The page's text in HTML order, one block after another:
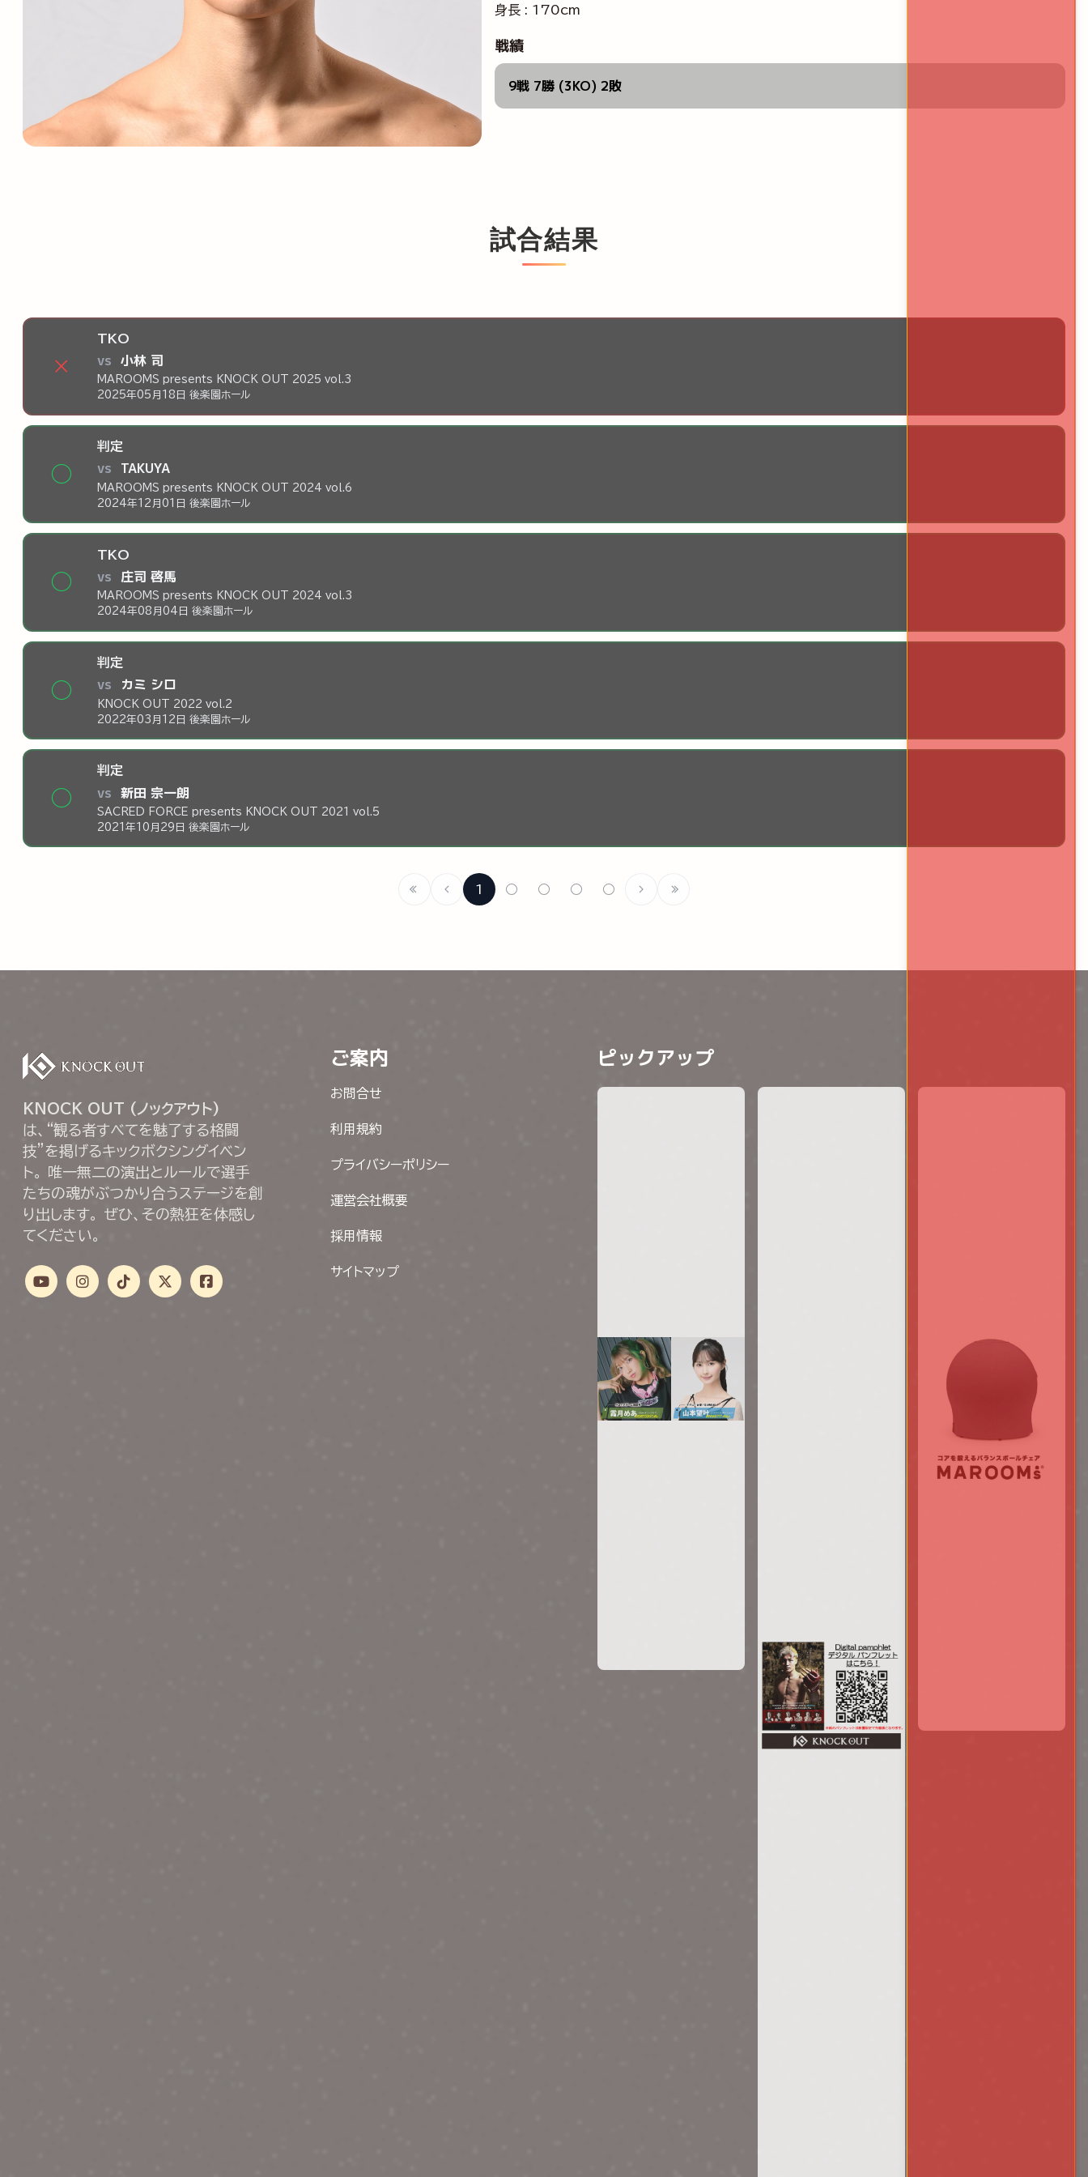
身長 : 170cm
戦績
9戦 7勝 (3KO) 2敗
試合結果
×
TKO
vs 小林 司
MAROOMS presents KNOCK OUT 2025 vol.3
2025年05月18日 後楽園ホール
◯
判定
vs TAKUYA
MAROOMS presents KNOCK OUT 2024 vol.6
2024年12月01日 後楽園ホール
◯
TKO
vs 庄司 啓馬
MAROOMS presents KNOCK OUT 2024 vol.3
2024年08月04日 後楽園ホール
◯
判定
vs カミ シロ
KNOCK OUT 2022 vol.2
2022年03月12日 後楽園ホール
◯
判定
vs 新田 宗一朗
SACRED FORCE presents KNOCK OUT 2021 vol.5
2021年10月29日 後楽園ホール
1 ○ ○ ○ ○
KNOCK OUT (ノックアウト)
は、“観る者すべてを魅了する格闘
技”を掲げるキックボクシングイベン
ト。 唯一無二の演出とルールで選手
たちの魂がぶつかり合うステージを創
り出します。 ぜひ、その熱狂を体感し
てください。
ご案内
お問合せ
利用規約
プライバシーポリシー
運営会社概要
採用情報
サイトマップ
ピックアップ